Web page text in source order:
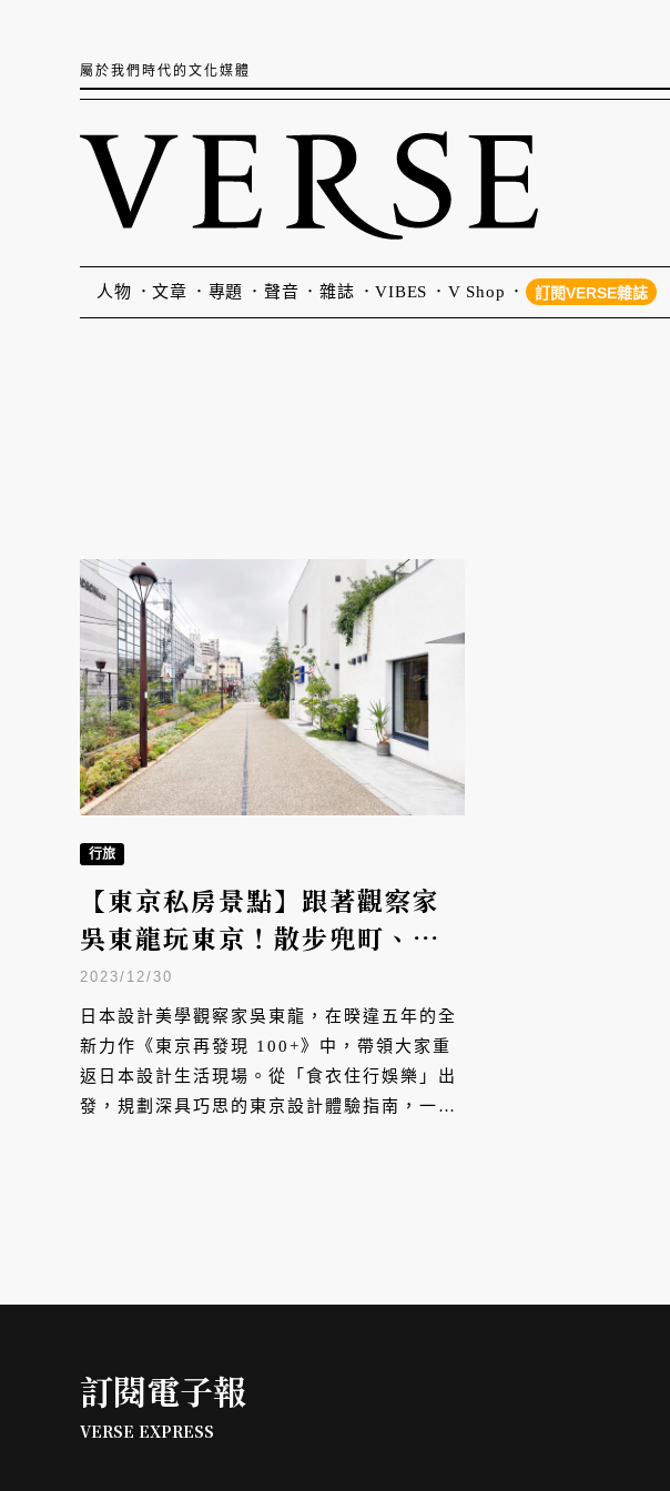
屬於我們時代的文化媒體
人物 文章 專題 聲音 雜誌 VIBES V Shop 訂閱VERSE雜誌
行旅
【東京私房景點】跟著觀察家
吳東龍玩東京！散步兜町、代
官山創意美學街區秘境
2023/12/30
日本設計美學觀察家吳東龍，在暌違五年的全
新力作《東京再發現 100+》中，帶領大家重
返日本設計生活現場。從「食衣住行娛樂」出
發，規劃深具巧思的東京設計體驗指南，一窺
訂閱電子報
VERSE EXPRESS